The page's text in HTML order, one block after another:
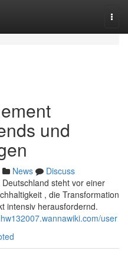
und
News
Discuss
steht vor einer
, die Transformation
intensiv herausfordernd.
user